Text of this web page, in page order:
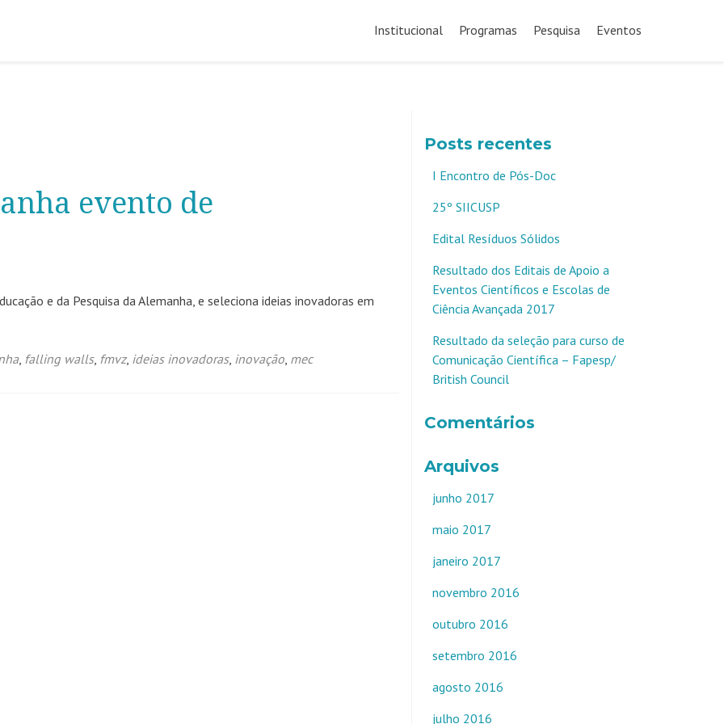
para
Institucional Programas Pesquisa Eventos
evento de
e da Pesquisa da Alemanha, e seleciona ideias inovadoras em
, falling walls, fmvz, ideias inovadoras, inovação, mec
Posts recentes
I Encontro de Pós-Doc
25º SIICUSP
Edital Resíduos Sólidos
Resultado dos Editais de Apoio a
Eventos Científicos e Escolas de
Ciência Avançada 2017
Resultado da seleção para curso de
Comunicação Científica – Fapesp/
British Council
Comentários
Arquivos
junho 2017
maio 2017
janeiro 2017
novembro 2016
outubro 2016
setembro 2016
agosto 2016
julho 2016